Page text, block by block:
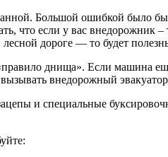
Большой ошибкой было
что если у вас внедорожник
дороге — то будет
днища». Если машина
внедорожный
и специальные